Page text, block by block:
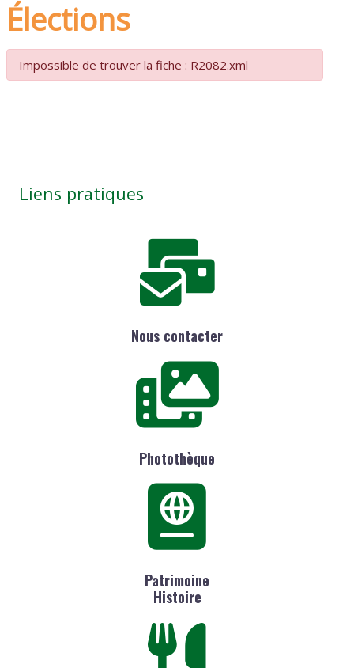
Élections
Impossible de trouver la fiche : R2082.xml
Liens pratiques
Nous contacter
Photothèque
Patrimoine
Histoire